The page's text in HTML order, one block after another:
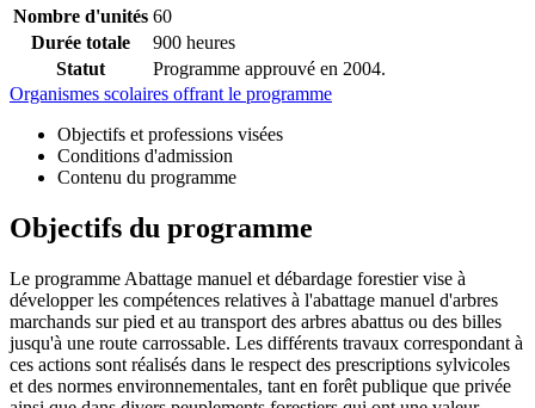
Nombre d'unités 60
Durée totale
900 heures
Statut
Programme approuvé en 2004.
Organismes scolaires offrant le programme
Objectifs et professions visées
Conditions d'admission
Contenu du programme
Objectifs du programme
Le programme Abattage manuel et débardage forestier vise à
développer les compétences relatives à l'abattage manuel d'arbres
marchands sur pied et au transport des arbres abattus ou des billes
jusqu'à une route carrossable. Les différents travaux correspondant à
ces actions sont réalisés dans le respect des prescriptions sylvicoles
et des normes environnementales, tant en forêt publique que privée